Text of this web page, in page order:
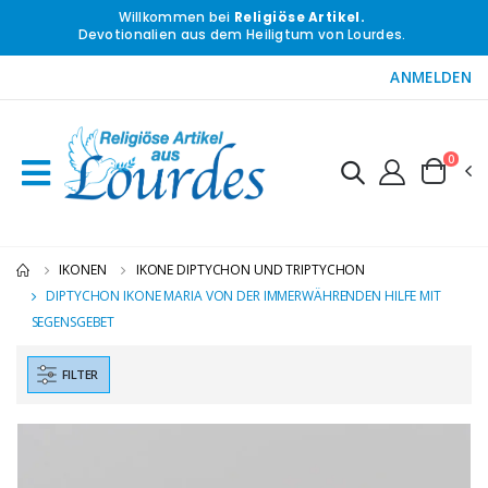
Willkommen bei Religiöse Artikel.
Devotionalien aus dem Heiligtum von Lourdes.
ANMELDEN
0
IKONEN
IKONE DIPTYCHON UND TRIPTYCHON
DIPTYCHON IKONE MARIA VON DER IMMERWÄHRENDEN HILFE MIT
SEGENSGEBET
FILTER